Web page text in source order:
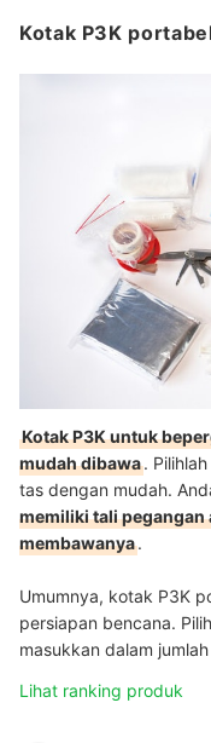
Kotak P3K
Kotak P3K untuk
mudah dibawa.
tas dengan mudah.
memiliki tali pegangan
membawanya.
Umumnya, kotak P3K
persiapan bencana.
masukkan dalam
Lihat ranking produk